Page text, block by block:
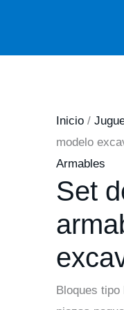
Inicio/
modelo
Armables
Set
Bloques